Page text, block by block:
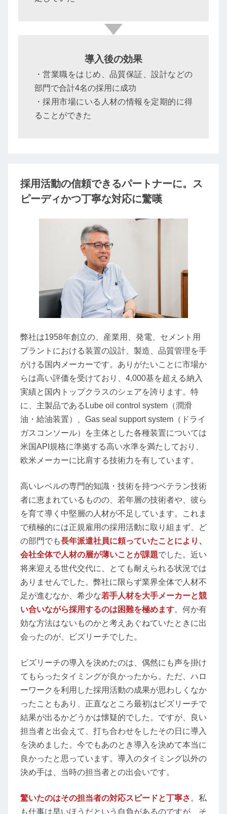
導入後の効果
・営業職をはじめ、品質保証、設計などの
部門で合計4名の採用に成功
・採用市場にいる人材の情報を定期的に得
ることができた
採用活動の信頼できるパートナーに。ス
ピーディかつ丁寧な対応に驚嘆
弊社は1958年創立の、産業用、発電、セメント用
プラントにおける装置の設計、製造、品質管理を手
がける国内メーカーです。ありがたいことに市場か
らは高い評価を受けており、4,000基を超える納入
実績と国内トップクラスのシェアを誇ります。特
に、主製品であるLube oil control system（潤滑
油・給油装置）、Gas seal support system（ドライ
ガスコンソール）を主体とした各種装置については
米国API規格に準拠する高い水準を満たしており、
欧米メーカーに比肩する技術力を有しています。
高いレベルの専門的知識・技術を持つベテラン技術
者に恵まれているものの、若年層の技術者や、彼ら
を育て導く中堅層の人材が不足しています。これま
で積極的には正規雇用の採用活動に取り組まず、ど
の部門でも長年派遣社員に頼っていたことにより、
会社全体で人材の層が薄いことが課題でした。近い
将来迎える世代交代に、とても耐えられる状況では
ありませんでした。弊社に限らず業界全体で人材不
足が進むなか、希少な若手人材を大手メーカーと競
い合いながら採用するのは困難を極めます。何か有
効な方法はないものかと考えあぐねていたときに出
会ったのが、ビズリーチでした。
ビズリーチの導入を決めたのは、偶然にも声を掛け
てもらったタイミングが良かったから。ただ、ハロ
ーワークを利用した採用活動の成果が思わしくなか
ったこともあり、正直なところ最初はビズリーチで
結果が出るかどうかは懐疑的でした。ですが、良い
担当者と出会えて、打ち合わせをしたその日に導入
を決めました。今でもあのとき導入を決めて本当に
良かったと思っています。導入のタイミング以外の
決め手は、当時の担当者との出会いです。
驚いたのはその担当者の対応スピードと丁寧さ 。私
も仕事は早いほうだという自負があるのですが、そ